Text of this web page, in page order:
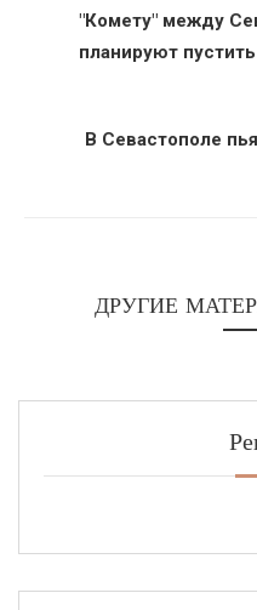
"Комету" между
планируют
В Севастополе
ДРУГИЕ